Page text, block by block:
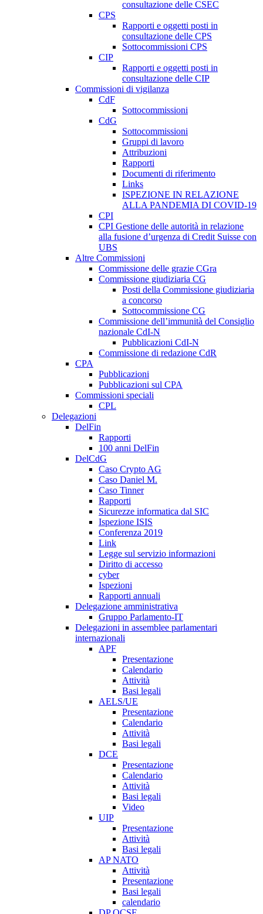
consultazione delle CSEC
CPS
Rapporti e oggetti posti in
consultazione delle CPS
Sottocommissioni CPS
CIP
Rapporti e oggetti posti in
consultazione delle CIP
Commissioni di vigilanza
CdF
Sottocommissioni
CdG
Sottocommissioni
Gruppi di lavoro
Attribuzioni
Rapporti
Documenti di riferimento
Links
ISPEZIONE IN RELAZIONE
ALLA PANDEMIA DI COVID-19
CPI
CPI Gestione delle autorità in relazione
alla fusione d’urgenza di Credit Suisse con
UBS
Altre Commissioni
Commissione delle grazie CGra
Commissione giudiziaria CG
Posti della Commissione giudiziaria
a concorso
Sottocommissione CG
Commissione dell’immunità del Consiglio
nazionale CdI-N
Pubblicazioni CdI-N
Commissione di redazione CdR
CPA
Pubblicazioni
Pubblicazioni sul CPA
Commissioni speciali
CPL
Delegazioni
DelFin
Rapporti
100 anni DelFin
DelCdG
Caso Crypto AG
Caso Daniel M.
Caso Tinner
Rapporti
Sicurezze informatica dal SIC
Ispezione ISIS
Conferenza 2019
Link
Legge sul servizio informazioni
Diritto di accesso
cyber
Ispezioni
Rapporti annuali
Delegazione amministrativa
Gruppo Parlamento-IT
Delegazioni in assemblee parlamentari
internazionali
APF
Presentazione
Calendario
Attività
Basi legali
AELS/UE
Presentazione
Calendario
Attività
Basi legali
DCE
Presentazione
Calendario
Attività
Basi legali
Video
UIP
Presentazione
Attività
Basi legali
AP NATO
Attività
Presentazione
Basi legali
calendario